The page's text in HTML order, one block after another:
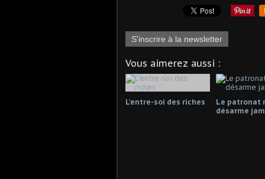
S'inscrire à la newsletter
Vous aimerez aussi :
L'entre-soi des riches
Le patronat
désarme